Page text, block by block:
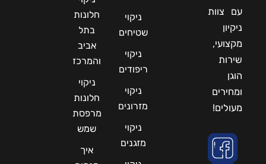
עם צוות
ניקיון
מקצועי,
שירות
הוגן
ומחירים
מעולים!
ניקוי
שטיחים
ניקוי
ריפודים
ניקוי
מזרונים
ניקוי
מזגנים
חלונות
בתל
אביב
והמרכז
ניקוי
חלונות
מרפסת
שמש
איך